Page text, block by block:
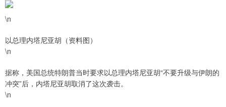
\n
以总理内塔尼亚胡（资料图）
\n
据称，美国总统特朗普当时要求以总理内塔尼亚胡“不要升级与伊朗的
冲突”后，内塔尼亚胡取消了这次袭击。
\n